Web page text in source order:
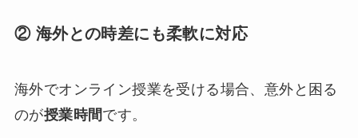
② 海外との時差にも柔軟に対応
海外でオンライン授業を受ける場合、意外と困る
のが授業時間です。